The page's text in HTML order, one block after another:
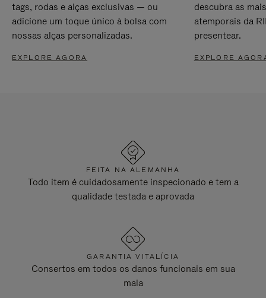
tags, rodas e alças exclusivas — ou
adicione um toque único à bolsa com
nossas alças personalizadas.
EXPLORE AGORA
descubra as
atemporais da
presentear.
EXPLORE
FEITA NA ALEMANHA
Todo item é cuidadosamente inspecionado e tem a
qualidade testada e aprovada
GARANTIA VITALÍCIA
Consertos em todos os danos funcionais em sua
mala